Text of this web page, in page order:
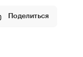
Поделиться